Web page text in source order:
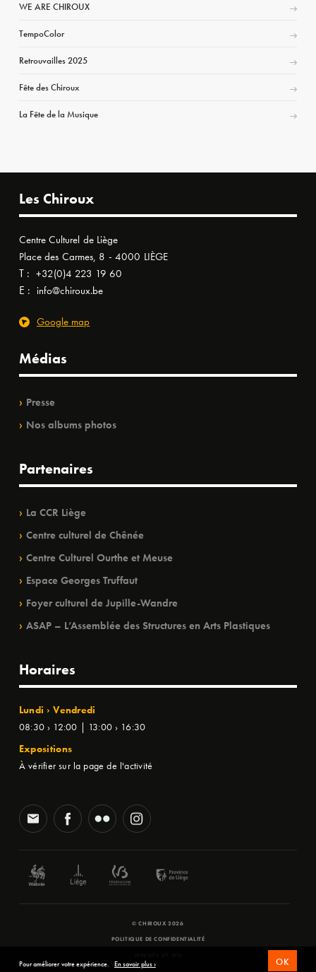
WE ARE CHIROUX
TempoColor
Retrouvailles 2025
Fête des Chiroux
La Fête de la Musique
Les Chiroux
Centre Culturel de Liège
Place des Carmes, 8 - 4000 LIÈGE
T : +32(0)4 223 19 60
E : info@chiroux.be
Google map
Médias
Presse
Nos albums photos
Partenaires
La CCR Liège
Centre culturel de Chênée
Centre Culturel Ourthe et Meuse
Espace Georges Truffaut
Foyer culturel de Jupille-Wandre
ASAP – L’Assemblée des Structures en Arts Plastiques
Horaires
Lundi › Vendredi
08:30 › 12:00 | 13:00 › 16:30
Expositions
À vérifier sur la page de l'activité
© CHIROUX 2026
POLITIQUE DE CONFIDENTIALITÉ
Pour améliorer votre expérience. En savoir plus › OK